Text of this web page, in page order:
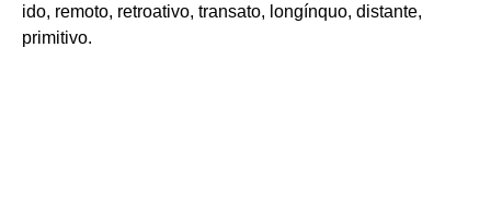
ido, remoto, retroativo, transato, longínquo, distante,
primitivo.